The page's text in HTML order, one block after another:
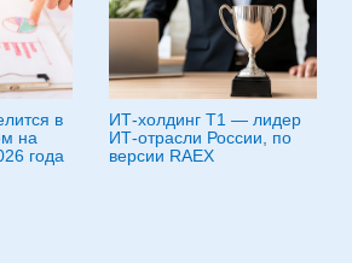
в
на
года
ИТ-холдинг Т1 — лидер
ИТ-отрасли России, по
версии RAEX